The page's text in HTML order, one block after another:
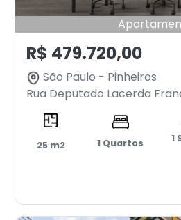
R$ 479.720,00
São Paulo - Pinheiros
Rua Deputado Lacerda
25 m2 1 Quartos 1